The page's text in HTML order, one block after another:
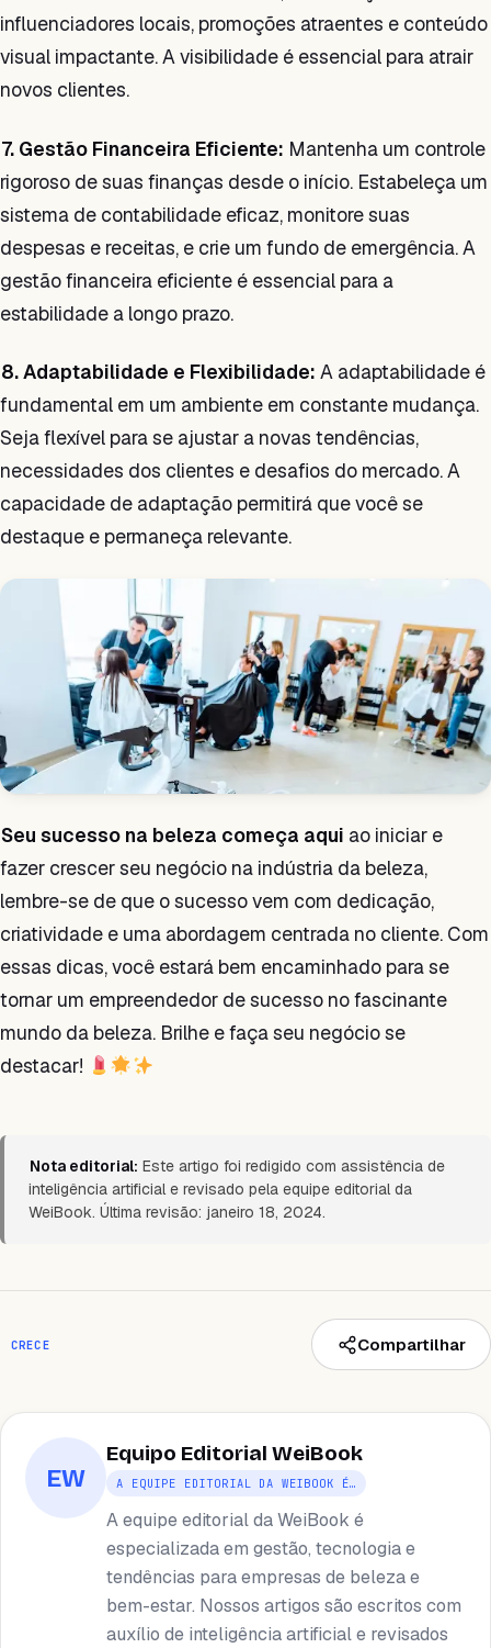
influenciadores locais, promoções atraentes e conteúdo
visual impactante. A visibilidade é essencial para atrair
novos clientes.
7. Gestão Financeira Eficiente: Mantenha um controle
rigoroso de suas finanças desde o início. Estabeleça um
sistema de contabilidade eficaz, monitore suas
despesas e receitas, e crie um fundo de emergência. A
gestão financeira eficiente é essencial para a
estabilidade a longo prazo.
8. Adaptabilidade e Flexibilidade: A adaptabilidade é
fundamental em um ambiente em constante mudança.
Seja flexível para se ajustar a novas tendências,
necessidades dos clientes e desafios do mercado. A
capacidade de adaptação permitirá que você se
destaque e permaneça relevante.
Seu sucesso na beleza começa aqui ao iniciar e
fazer crescer seu negócio na indústria da beleza,
lembre-se de que o sucesso vem com dedicação,
criatividade e uma abordagem centrada no cliente. Com
essas dicas, você estará bem encaminhado para se
tornar um empreendedor de sucesso no fascinante
mundo da beleza. Brilhe e faça seu negócio se
destacar!
Nota editorial: Este artigo foi redigido com assistência de
inteligência artificial e revisado pela equipe editorial da
WeiBook. Última revisão: janeiro 18, 2024.
CRECE Compartilhar
EW
Equipo Editorial WeiBook
A EQUIPE EDITORIAL DA WEIBOOK É…
A equipe editorial da WeiBook é
especializada em gestão, tecnologia e
tendências para empresas de beleza e
bem-estar. Nossos artigos são escritos com
auxílio de inteligência artificial e revisados ​​